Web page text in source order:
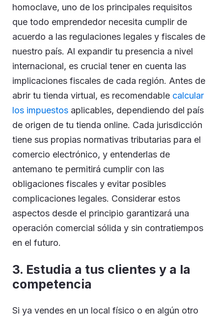
homoclave, uno de los principales requisitos
que todo emprendedor necesita cumplir de
acuerdo a las regulaciones legales y fiscales de
nuestro país. Al expandir tu presencia a nivel
internacional, es crucial tener en cuenta las
implicaciones fiscales de cada región. Antes de
abrir tu tienda virtual, es recomendable calcular
los impuestos aplicables, dependiendo del país
de origen de tu tienda online. Cada jurisdicción
tiene sus propias normativas tributarias para el
comercio electrónico, y entenderlas de
antemano te permitirá cumplir con las
obligaciones fiscales y evitar posibles
complicaciones legales. Considerar estos
aspectos desde el principio garantizará una
operación comercial sólida y sin contratiempos
en el futuro.
3. Estudia a tus clientes y a la
competencia
Si ya vendes en un local físico o en algún otro